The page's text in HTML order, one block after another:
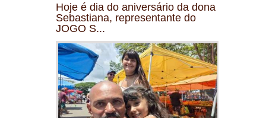
Hoje é dia do aniversário da dona
Sebastiana, representante do
JOGO S...